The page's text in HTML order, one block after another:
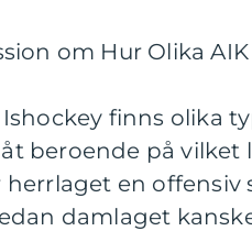
om Hur Olika
finns olika
beroende på vilket
herrlaget en
damlaget